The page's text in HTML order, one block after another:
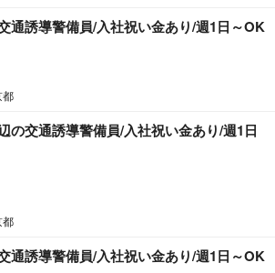
通誘導警備員/入社祝い金あり/週1日～OK
都
の交通誘導警備員/入社祝い金あり/週1日
都
通誘導警備員/入社祝い金あり/週1日～OK